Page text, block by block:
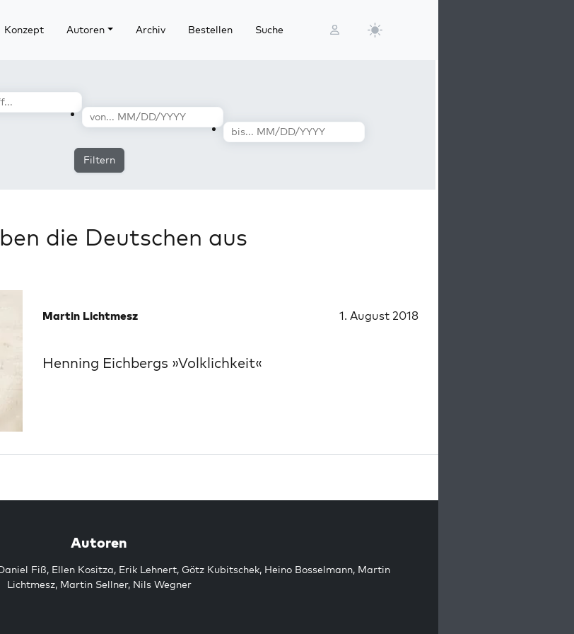
Konzept Autoren Archiv Bestellen Suche
Filtern
die Deutschen aus
Martin Lichtmesz 1. August 2018
Henning Eichbergs »Volklichkeit«
Autoren
Fiß, Ellen Kositza, Erik Lehnert, Götz Kubitschek, Heino Bosselmann, Martin
Lichtmesz, Martin Sellner, Nils Wegner